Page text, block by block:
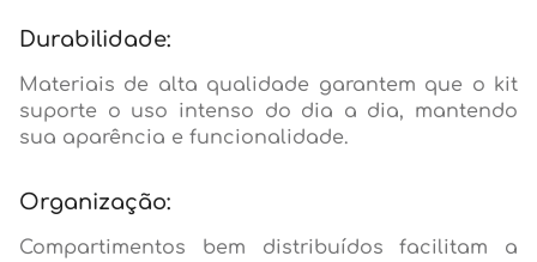
Durabilidade:
Materiais de alta qualidade garantem que o kit
suporte o uso intenso do dia a dia, mantendo
sua aparência e funcionalidade.
Organização:
Compartimentos bem distribuídos facilitam a